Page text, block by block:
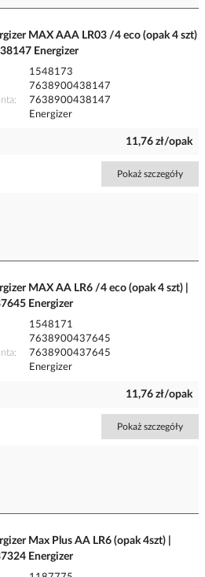
MAX AAA LR03 /4 eco (opak 4 szt)
Energizer
1548173
7638900438147
7638900438147
Energizer
11,76 zł/opak
Pokaż szczegóły
MAX AA LR6 /4 eco (opak 4 szt) |
Energizer
1548171
7638900437645
7638900437645
Energizer
11,76 zł/opak
Pokaż szczegóły
Max Plus AA LR6 (opak 4szt) |
Energizer